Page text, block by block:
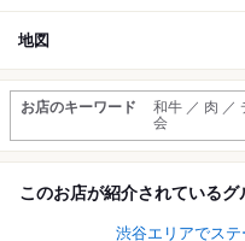
地図
お店のキーワード
和牛 ／ 肉 ／
会
このお店が紹介されているグ
渋谷エリアでス